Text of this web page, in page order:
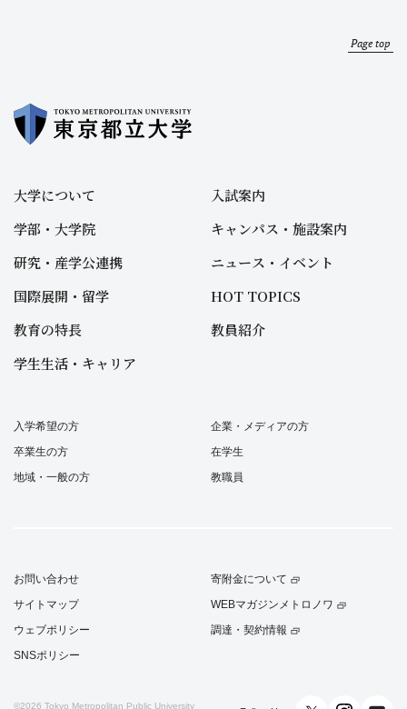
Page top
大学について
学部・大学院
研究・産学公連携
国際展開・留学
教育の特長
学生生活・キャリア
入試案内
キャンパス・施設案内
ニュース・イベント
HOT TOPICS
教員紹介
入学希望の方
卒業生の方
地域・一般の方
企業・メディアの方
在学生
教職員
お問い合わせ
サイトマップ
ウェブポリシー
SNSポリシー
寄附金について
WEBマガジンメトロノワ
調達・契約情報
©2026 Tokyo Metropolitan Public University